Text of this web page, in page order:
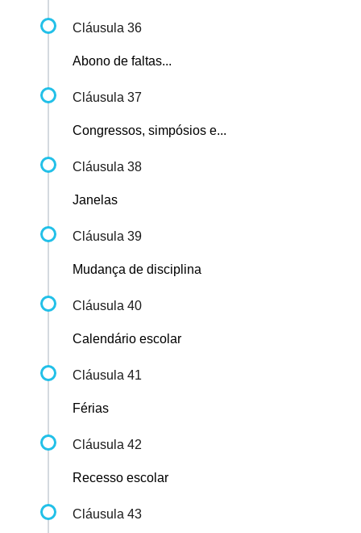
Cláusula 36
Abono de faltas...
Cláusula 37
Congressos, simpósios e...
Cláusula 38
Janelas
Cláusula 39
Mudança de disciplina
Cláusula 40
Calendário escolar
Cláusula 41
Férias
Cláusula 42
Recesso escolar
Cláusula 43